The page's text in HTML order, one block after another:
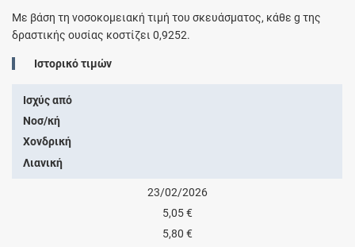
Με βάση τη νοσοκομειακή τιμή του σκευάσματος, κάθεg της
δραστικής ουσίας κοστίζει0,9252.
Ιστορικό τιμών
Ισχύς από
Νοσ/κή
Χονδρική
Λιανική
23/02/2026
5,05 €
5,80 €